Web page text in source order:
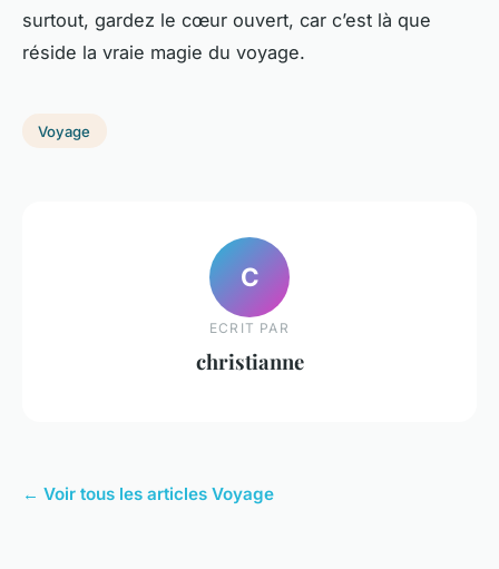
surtout, gardez le cœur ouvert, car c’est là que
réside la vraie magie du voyage.
Voyage
C
ECRIT PAR
christianne
← Voir tous les articles Voyage